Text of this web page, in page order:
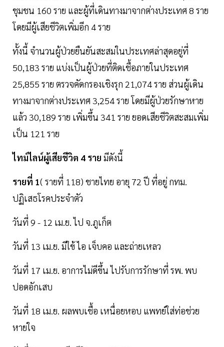
ชุมชน 160 ราย และผู้ที่เดินทางมาจากต่างประเทศ 8 ราย
โดยมีผู้เสียชีวิตเพิ่มอีก 4 ราย
ทั้งนี้ จำนวนผู้ป่วยยืนยันสะสมในประเทศล่าสุดอยู่ที่
50,183 ราย แบ่งเป็นผู้ป่วยที่ติดเชื้อภายในประเทศ
25,855 ราย ตรวจคัดกรองเชิงรุก 21,074 ราย ส่วนผู้เดิน
ทางมาจากต่างประเทศ 3,254 ราย โดยมีผู้ป่วยรักษาหาย
แล้ว 30,189 ราย เพิ่มขึ้น 341 ราย ยอดเสียชีวิตสะสมเพิ่ม
เป็น 121 ราย
ไทม์ไลน์ผู้เสียชีวิต 4 ราย มีดังนี้
รายที่ 1( รายที่ 118) ชายไทย อายุ 72 ปี ที่อยู่ กทม.
ปฏิเสธโรคประจําตัว
วันที่ 9 - 12 เม.ย. ไป จ.ภูเก็ต
วันที่ 13 เม.ย. มีใข้ ไอ เจ็บคอ และถ่ายเหลว
วันที่ 17 เม.ย. อาการไม่ดีขึ้น ไปรับการรักษาที่ รพ. พบ
ปอดอักเสบ
วันที่ 18 เม.ย. ผลพบเชื้อ เหนื่อยหอบ แพทย์ใส่ท่อช่วย
หายใจ